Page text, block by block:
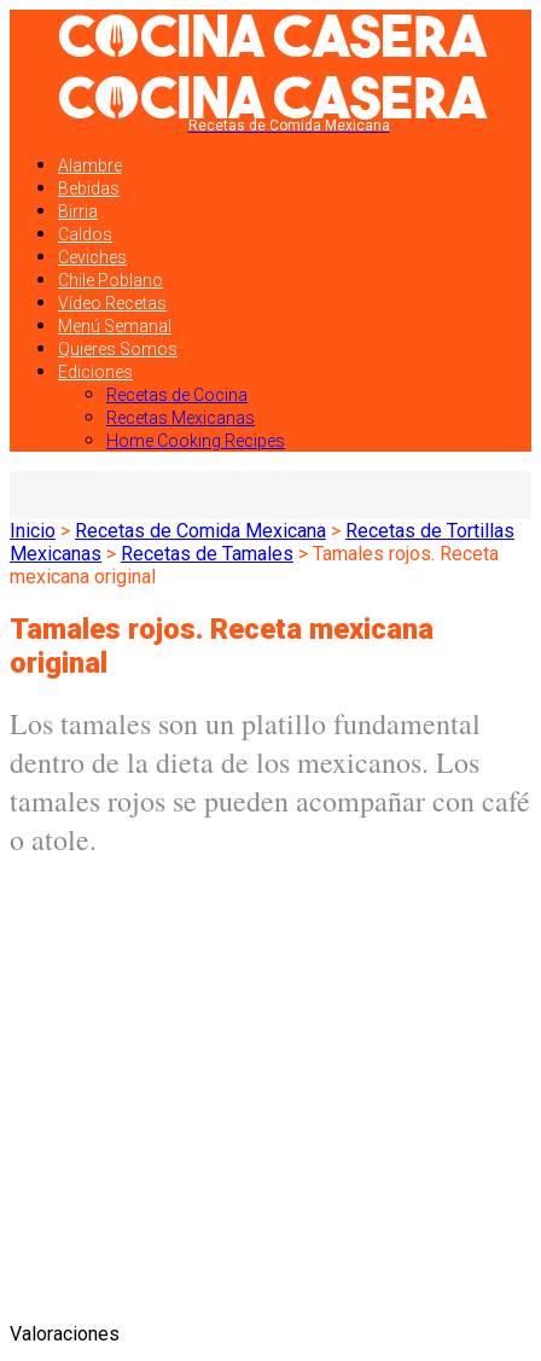
Recetas de Comida Mexicana
Alambre
Bebidas
Birria
Caldos
Ceviches
Chile Poblano
Vídeo Recetas
Menú Semanal
Quieres Somos
Ediciones
Recetas de Cocina
Recetas Mexicanas
Home Cooking Recipes
Inicio > Recetas de Comida Mexicana > Recetas de Tortillas
Mexicanas > Recetas de Tamales > Tamales rojos. Receta
mexicana original
Tamales rojos. Receta mexicana
original
Los tamales son un platillo fundamental
dentro de la dieta de los mexicanos. Los
tamales rojos se pueden acompañar con café
o atole.
Valoraciones